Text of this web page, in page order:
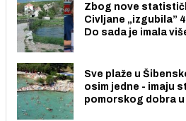
Zbog nove
Civljane „izgubila”
Do sada je imala
Sve plaže u
osim jedne - imaju
pomorskog dobra